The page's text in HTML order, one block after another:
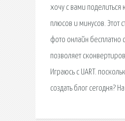
хочу с вами поделиться
плюсов и минусов. Этот
фото онлайн
позволяет
Играюсь с UART.
создать блог сегодня?